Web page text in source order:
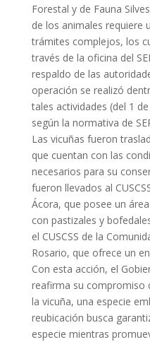
Forestal y de Fauna
de los animales requiere
trámites complejos, los
través de la oficina del
respaldo de las
operación se realizó
tales actividades (del 1
según la normativa de
Las vicuñas fueron
que cuentan con las
necesarios para su
fueron llevados al
Ácora, que posee un
con pastizales y
el CUSCSS de la
Rosario, que ofrece un
Con esta acción, el
reafirma su compromiso
la vicuña, una especie
reubicación busca
especie mientras